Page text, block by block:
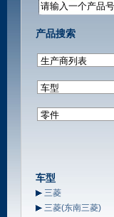
请输入一个产品
产品搜索
车型
三菱
三菱(东南三菱)